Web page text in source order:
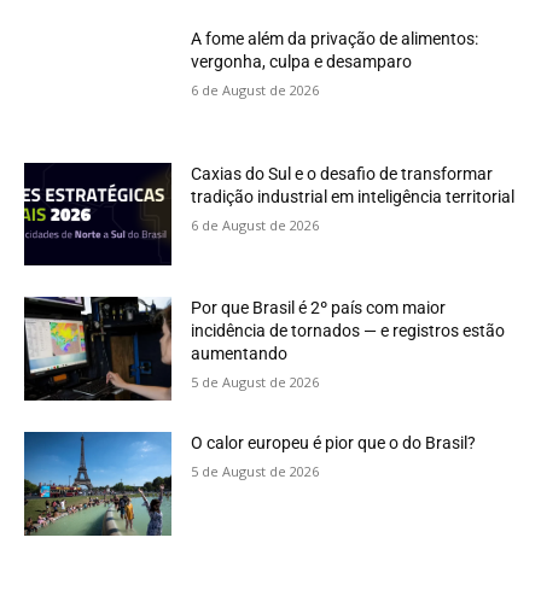
A fome além da privação de alimentos:
vergonha, culpa e desamparo
6 de August de 2026
Caxias do Sul e o desafio de transformar
tradição industrial em inteligência territorial
6 de August de 2026
Por que Brasil é 2º país com maior
incidência de tornados — e registros estão
aumentando
5 de August de 2026
O calor europeu é pior que o do Brasil?
5 de August de 2026